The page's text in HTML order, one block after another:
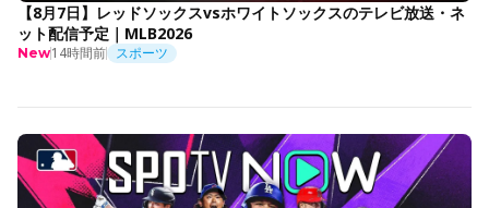
【8月7日】レッドソックスvsホワイトソックスのテレビ放送・ネ
ット配信予定｜MLB2026
New14時間前 スポーツ